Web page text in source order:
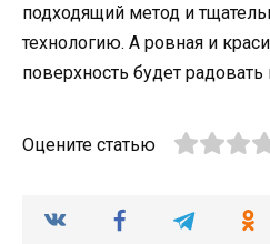
подходящий метод и
технологию. А ровная и
поверхность будет
Оцените статью